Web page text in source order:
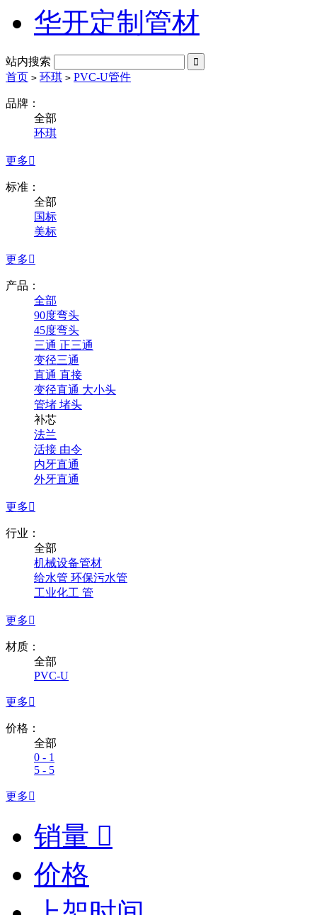
华开定制管材
站内搜索 
首页 > 环琪 > PVC-U管件
品牌：
全部
环琪
更多
标准：
全部
国标
美标
更多
产品：
全部
90度弯头
45度弯头
三通 正三通
变径三通
直通 直接
变径直通 大小头
管堵 堵头
补芯
法兰
活接 由令
内牙直通
外牙直通
更多
行业：
全部
机械设备管材
给水管 环保污水管
工业化工 管
更多
材质：
全部
PVC-U
更多
价格：
全部
0 - 1
5 - 5
更多
销量 
价格